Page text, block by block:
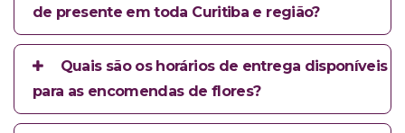
de presente em toda Curitiba e região?
Quais são os horários de entrega disponíveis
para as encomendas de flores?